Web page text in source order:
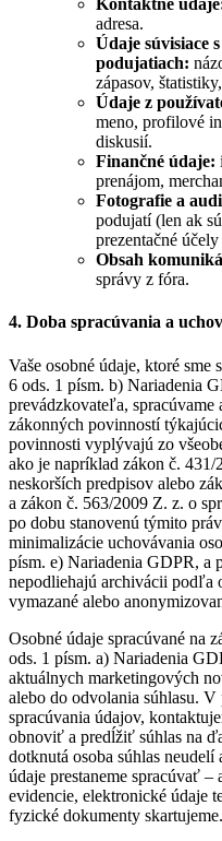
Kontaktné
adresa.
Údaje súvisiace
podujatiach:
zápasov,
Údaje z
meno, profilové
diskusií.
Finančné údaje:
prenájom,
Fotografie a
podujatí (len ak
prezentačné
Obsah
správy z fóra.
4. Doba spracúvania a
Vaše osobné údaje, ktoré
6 ods. 1 písm. b) Nariadenia
prevádzkovateľa, spracúvame
zákonných povinností
povinnosti vyplývajú zo
ako je napríklad zákon č.
neskorších predpisov alebo
a zákon č. 563/2009 Z. z. o
po dobu stanovenú týmito
minimalizácie uchovávania
písm. e) Nariadenia GDPR, a
nepodliehajú archivácii podľa
vymazané alebo
Osobné údaje spracúvané na
ods. 1 písm. a) Nariadenia
aktuálnych marketingových
alebo do odvolania súhlasu.
spracúvania údajov,
obnoviť a predĺžiť súhlas na
dotknutá osoba súhlas neudelí
údaje prestaneme spracúvať
evidencie, elektronické údaje
fyzické dokumenty skartujeme.